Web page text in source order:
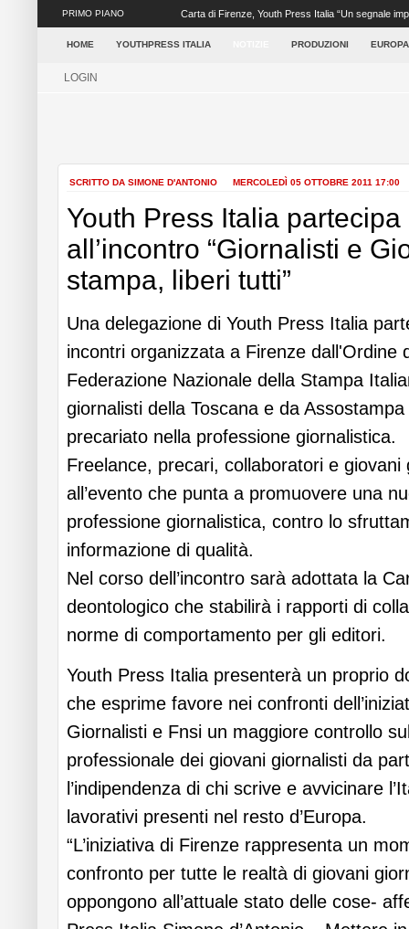
PRIMO PIANO Carta di Firenze, Youth Press Italia “Un segnale
giornalisti, oltre...
HOME YOUTHPRESS ITALIA PRODUZIONI
LOGIN
SCRITTO DA SIMONE D'ANTONIO MERCOLEDÌ 05 OTTOBRE 2011 17:00
Youth Press Italia
all’incontro “Giornalisti e
stampa, liberi tutti”
Una delegazione di Youth Press Italia
incontri organizzata a Firenze dall'Ordine
Federazione Nazionale della Stampa
giornalisti della Toscana e da
precariato nella professione giornalistica.
Freelance, precari, collaboratori e
all’evento che punta a promuovere una
professione giornalistica, contro lo
informazione di qualità.
Nel corso dell’incontro sarà adottata la
deontologico che stabilirà i rapporti di
norme di comportamento per gli editori.
Youth Press Italia presenterà un proprio
che esprime favore nei confronti
Giornalisti e Fnsi un maggiore controllo
professionale dei giovani giornalisti da
l’indipendenza di chi scrive e avvicinare
lavorativi presenti nel resto d’Europa.
“L’iniziativa di Firenze rappresenta un
confronto per tutte le realtà di giovani
oppongono all’attuale stato delle cose-